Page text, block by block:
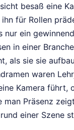
besaß eine
für Rollen
nur ein
in einer
als sie sie
waren
Kamera führt,
man Präsenz
einer Szene